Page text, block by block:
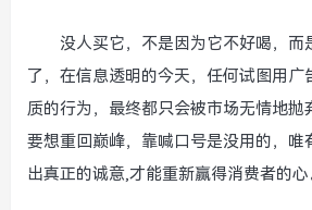
没人买它，不是因为它不好喝，而
了，在信息透明的今天，任何试图用广
质的行为，最终都只会被市场无情地抛
要想重回巅峰，靠喊口号是没用的，唯
出真正的诚意,才能重新赢得消费者的心